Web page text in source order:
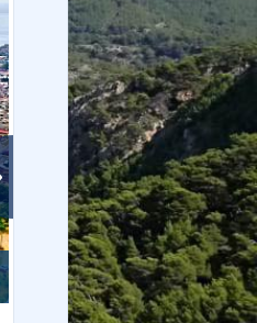
Выходные в горах
Дагестана